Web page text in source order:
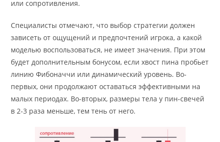
или сопротивления.
Специалисты отмечают, что выбор стратегии должен
зависеть от ощущений и предпочтений игрока, а какой
моделью воспользоваться, не имеет значения. При этом
будет дополнительным бонусом, если хвост пина пробьет
линию Фибоначчи или динамический уровень. Во-
первых, они продолжают оставаться эффективными на
малых периодах. Во-вторых, размеры тела у пин-свечей
в 2-3 раза меньше, тем тень от него.